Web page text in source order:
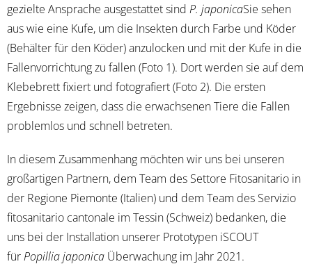
gezielte Ansprache ausgestattet sind P. japonicaSie sehen
aus wie eine Kufe, um die Insekten durch Farbe und Köder
(Behälter für den Köder) anzulocken und mit der Kufe in die
Fallenvorrichtung zu fallen (Foto 1). Dort werden sie auf dem
Klebebrett fixiert und fotografiert (Foto 2). Die ersten
Ergebnisse zeigen, dass die erwachsenen Tiere die Fallen
problemlos und schnell betreten.
In diesem Zusammenhang möchten wir uns bei unseren
großartigen Partnern, dem Team des Settore Fitosanitario in
der Regione Piemonte (Italien) und dem Team des Servizio
fitosanitario cantonale im Tessin (Schweiz) bedanken, die
uns bei der Installation unserer Prototypen iSCOUT
fürPopillia japonica Überwachung im Jahr 2021.